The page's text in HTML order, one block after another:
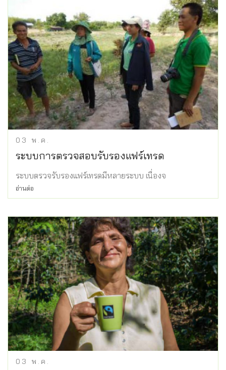
03 พ.ค.
ระบบการตรวจสอบรับรองแฟร์เทรด
ระบบตรวจรับรองแฟร์เทรดมีหลายระบบ เนื่องจ
อ่านต่อ
03 พ.ค.